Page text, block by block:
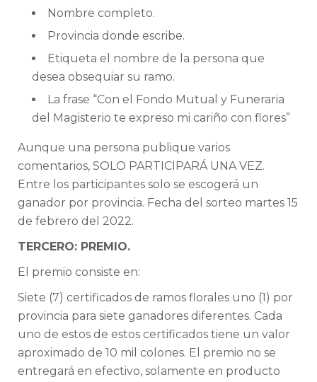
Nombre completo.
Provincia donde escribe.
Etiqueta el nombre de la persona que
desea obsequiar su ramo.
La frase “Con el Fondo Mutual y Funeraria
del Magisterio te expreso mi cariño con flores”
Aunque una persona publique varios
comentarios, SOLO PARTICIPARÁ UNA VEZ.
Entre los participantes solo se escogerá un
ganador por provincia. Fecha del sorteo martes 15
de febrero del 2022.
TERCERO: PREMIO.
El premio consiste en:
Siete (7) certificados de ramos florales uno (1) por
provincia para siete ganadores diferentes. Cada
uno de estos de estos certificados tiene un valor
aproximado de 10 mil colones. El premio no se
entregará en efectivo, solamente en producto